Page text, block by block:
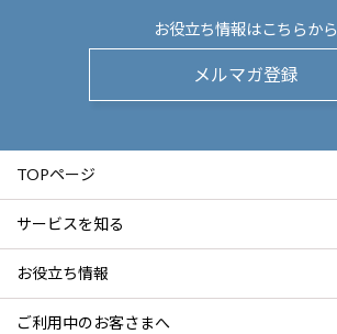
お役立ち情報はこちらから
メルマガ登録
TOPページ
サービスを知る
お役立ち情報
ご利用中のお客さまへ